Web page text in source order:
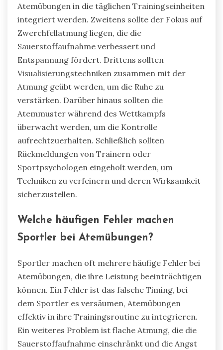
Atemübungen in die täglichen Trainingseinheiten
integriert werden. Zweitens sollte der Fokus auf
Zwerchfellatmung liegen, die die
Sauerstoffaufnahme verbessert und
Entspannung fördert. Drittens sollten
Visualisierungstechniken zusammen mit der
Atmung geübt werden, um die Ruhe zu
verstärken. Darüber hinaus sollten die
Atemmuster während des Wettkampfs
überwacht werden, um die Kontrolle
aufrechtzuerhalten. Schließlich sollten
Rückmeldungen von Trainern oder
Sportpsychologen eingeholt werden, um
Techniken zu verfeinern und deren Wirksamkeit
sicherzustellen.
Welche häufigen Fehler machen
Sportler bei Atemübungen?
Sportler machen oft mehrere häufige Fehler bei
Atemübungen, die ihre Leistung beeinträchtigen
können. Ein Fehler ist das falsche Timing, bei
dem Sportler es versäumen, Atemübungen
effektiv in ihre Trainingsroutine zu integrieren.
Ein weiteres Problem ist flache Atmung, die die
Sauerstoffaufnahme einschränkt und die Angst